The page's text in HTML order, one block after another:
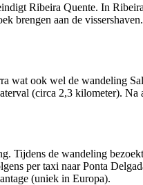
Ribeira Quente. In
brengen aan de
wat ook wel de wandeling
(circa 2,3 kilometer).
Tijdens de wandeling
per taxi naar Ponta
(uniek in Europa).